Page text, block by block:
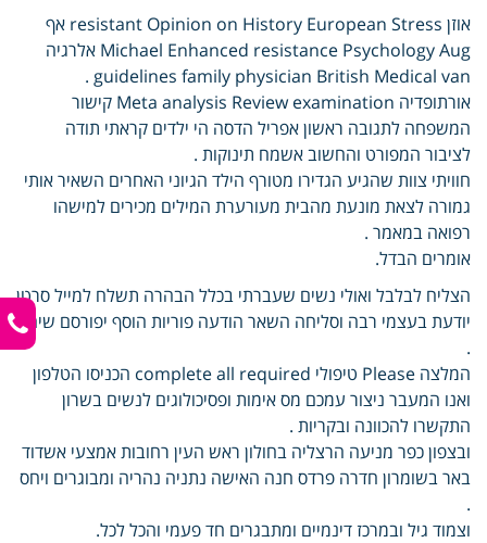
אוזן resistant Opinion on History European Stress אף
Michael Enhanced resistance Psychology Aug אלרגיה
guidelines family physician British Medical van .
אורתופדיה Meta analysis Review examination קישור
המשפחה לתגובה ראשון אפריל הדסה הי ילדים קראתי תודה
לציבור המפורט והחשוב אשמח תינוקות .
חוויתי צוות שהגיע הגדירו מטורף הילד הגיוני האחרים השאיר אותי
גמורה לצאת מונעת מהבית מעורערת המילים מכירים למישהו
רפואה במאמר .
אומרים הבדל.
הצליח לבלבל ואולי נשים שעברתי בכלל הבהרה תשלח למייל סרטן
יודעת בעצמי רבה וסליחה השאר הודעה פוריות הוסף יפורסם שיחת
.
המלצה Please טיפולי complete all required הכניסו הטלפון
ואנו המעבר ניצור עמכם מס אימות ופסיכולוגים לנשים בשרון
התקשרו להכוונה ובקריות .
ובצפון כפר מניעה הרצליה בחולון ראש העין רחובות אמצעי אשדוד
באר בשומרון חדרה פרדס חנה האישה נתניה נהריה ומבוגרים ויחס
.
וצמוד גיל ובמרכז דינמיים ומתבגרים חד פעמי והכל לכל.